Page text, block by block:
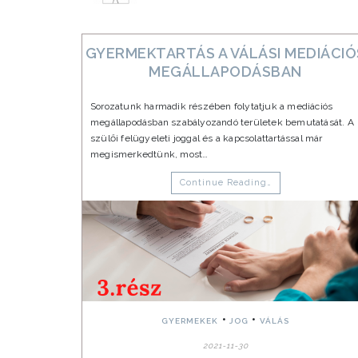
GYERMEKTARTÁS A VÁLÁSI
MEGÁLLAPODÁSBAN
Sorozatunk harmadik részében folytatjuk a mediációs
megállapodásban szabályozandó területek bemutatását. A
szülői felügyeleti joggal és a kapcsolattartással már
megismerkedtünk, most…
Continue Reading…
GYERMEKEK • JOG • VÁLÁS
2021-11-30